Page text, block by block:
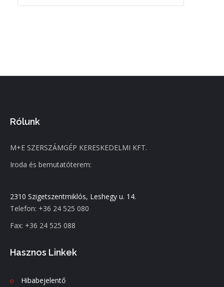
Rólunk
M+E SZERSZÁMGÉP KERESKEDELMI KFT.
Iroda és bemutatóterem:
2310 Szigetszentmiklós, Leshegy u. 14.
Telefon: +36 24 525 080
Fax: +36 24 525 088
Hasznos Linkek
Hibabejelentő